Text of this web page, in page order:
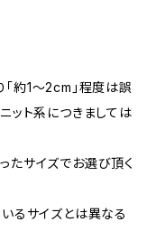
約1～2cm」程度は誤
ット系につきましては
たサイズでお選び頂く
いるサイズとは異なる